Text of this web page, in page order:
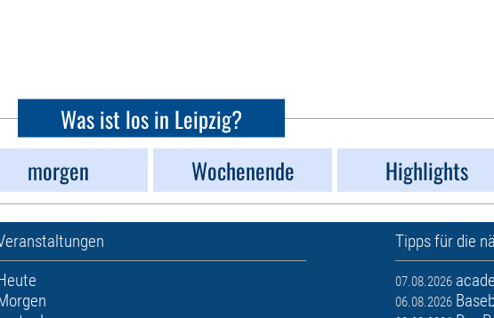
Was ist los in Leipzig?
morgen Wochenende Highlights
Tipps für die
07.08.2026
06.08.2026